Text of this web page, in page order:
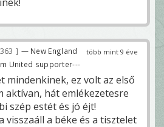
több mint 9 éve
363
— New England
United supporter---
mindenkinek, ez volt az első
aktívan, hát emlékezetesre
szép estét és jó éjt!
visszaáll a béke és a tisztelet